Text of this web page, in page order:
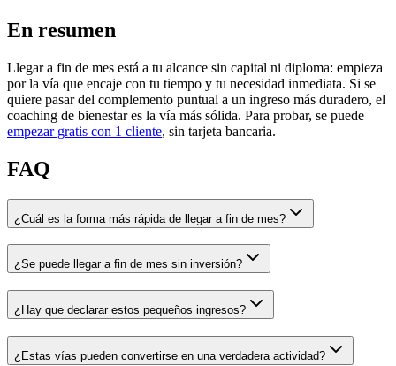
En resumen
Llegar a fin de mes está a tu alcance sin capital ni diploma: empieza
por la vía que encaje con tu tiempo y tu necesidad inmediata. Si se
quiere pasar del complemento puntual a un ingreso más duradero, el
coaching de bienestar es la vía más sólida. Para probar, se puede
empezar gratis con 1 cliente, sin tarjeta bancaria.
FAQ
¿Cuál es la forma más rápida de llegar a fin de mes?
¿Se puede llegar a fin de mes sin inversión?
¿Hay que declarar estos pequeños ingresos?
¿Estas vías pueden convertirse en una verdadera actividad?